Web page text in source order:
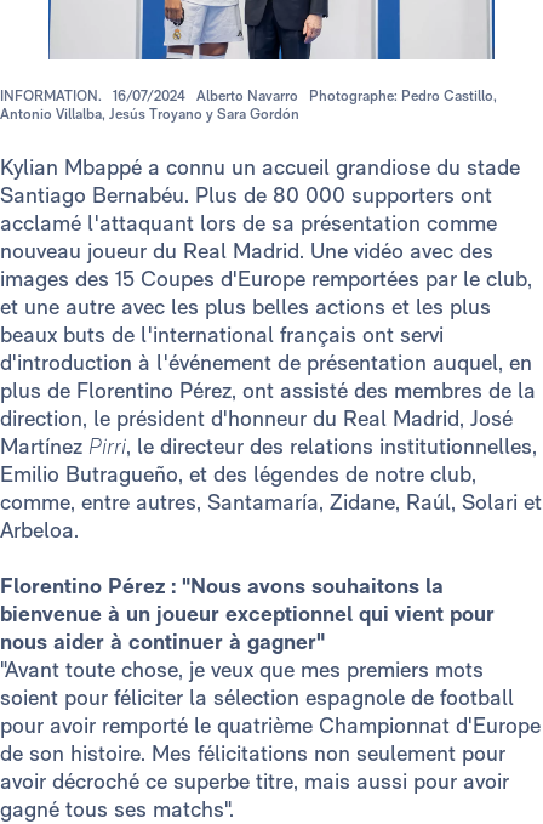
INFORMATION. 16/07/2024 Alberto Navarro
Photographe: Pedro Castillo,
Antonio Villalba, Jesús Troyano y Sara Gordón
Kylian Mbappé a connu un accueil grandiose du stade
Santiago Bernabéu. Plus de 80 000 supporters ont
acclamé l'attaquant lors de sa présentation comme
nouveau joueur du Real Madrid. Une vidéo avec des
images des 15 Coupes d'Europe remportées par le club,
et une autre avec les plus belles actions et les plus
beaux buts de l'international français ont servi
d'introduction à l'événement de présentation auquel, en
plus de Florentino Pérez, ont assisté des membres de la
direction, le président d'honneur du Real Madrid, José
Martínez Pirri, le directeur des relations institutionnelles,
Emilio Butragueño, et des légendes de notre club,
comme, entre autres, Santamaría, Zidane, Raúl, Solari et
Arbeloa.
Florentino Pérez : "Nous avons souhaitons la
bienvenue à un joueur exceptionnel qui vient pour
nous aider à continuer à gagner"
"Avant toute chose, je veux que mes premiers mots
soient pour féliciter la sélection espagnole de football
pour avoir remporté le quatrième Championnat d'Europe
de son histoire. Mes félicitations non seulement pour
avoir décroché ce superbe titre, mais aussi pour avoir
gagné tous ses matchs".